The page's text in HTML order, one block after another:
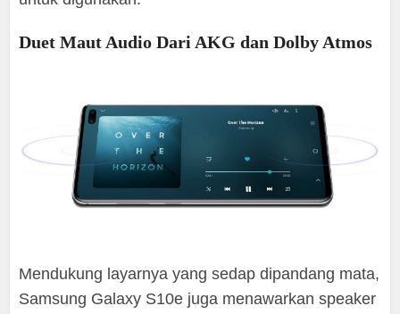
Duet Maut Audio Dari AKG dan Dolby Atmos
Mendukung layarnya yang sedap dipandang mata,
Samsung Galaxy S10e juga menawarkan speaker